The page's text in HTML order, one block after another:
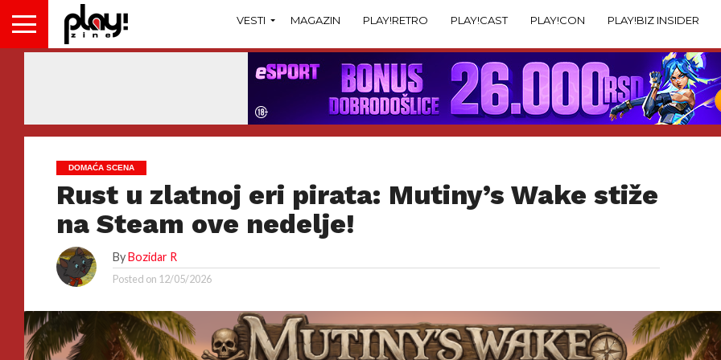
VESTI MAGAZIN PLAY!RETRO PLAY!CAST PLAY!CON PLAY!BIZ INSIDER
DOMAĆA SCENA
Rust u zlatnoj eri pirata: Mutiny’s Wake stiže
na Steam ove nedelje!
By Bozidar R
Posted on 12/05/2026